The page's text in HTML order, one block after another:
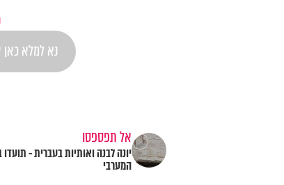
אל תפספסו
יונה לבנה ואותיות בעברית - תועדו
המערבי